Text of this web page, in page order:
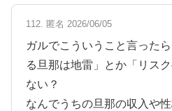
112. 匿名 2026/06/05
ガルでこういうこと言った
る旦那は地雷」とか「リス
ない？
なんでうちの旦那の収入や